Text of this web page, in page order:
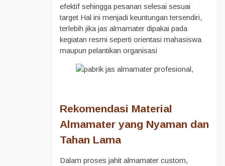
efektif sehingga pesanan selesai sesuai
target Hal ini menjadi keuntungan tersendiri,
terlebih jika jas almamater dipakai pada
kegiatan resmi seperti orientasi mahasiswa
maupun pelantikan organisasi
Rekomendasi Material
Almamater yang Nyaman dan
Tahan Lama
Dalam proses jahit almamater custom,